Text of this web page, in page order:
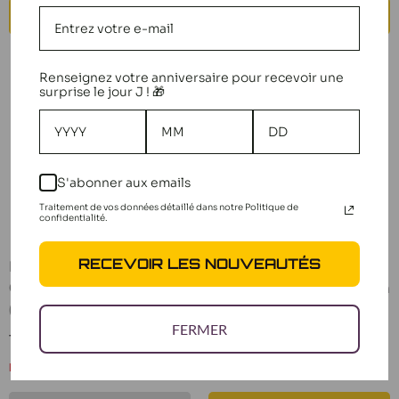
Mugen Kit Rondelles de
Calage 8x10x0.1/0.2/0.3
(30Pcs) B0767
Prix
réduit
12,50 €
Bientôt de retour
Mugen Couronne
Central 46Dts HTD (High
Traction Diff) E2235B
Prix
réduit
41,90 €
Renseignez votre anniversaire pour recevoir une
surprise le jour J ! 🎁
S'abonner aux emails
Traitement de vos données détaillé dans notre Politique de
confidentialité.
RECEVOIR LES NOUVEAUTÉS
FERMER